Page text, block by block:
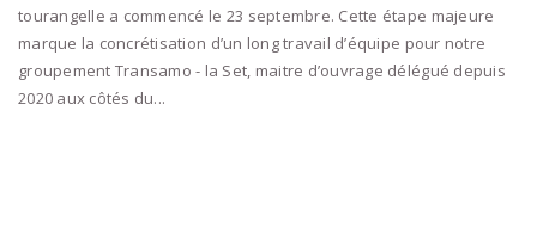
tourangelle a commencé le 23 septembre. Cette étape majeure
marque la concrétisation d’un long travail d’équipe pour notre
groupement Transamo - la Set, maitre d’ouvrage délégué depuis
2020 aux côtés du...